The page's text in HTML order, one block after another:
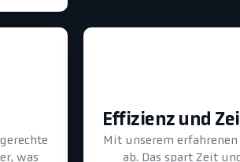
was
Effizienz und
Mit unserem
ab. Das spart Zeit